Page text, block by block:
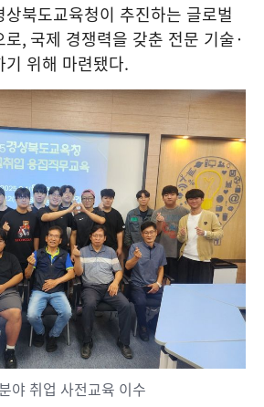
북도교육청이 추진하는 글로벌
로, 국제 경쟁력을 갖춘 전문 기술·
위해 마련됐다.
야 취업 사전교육 이수